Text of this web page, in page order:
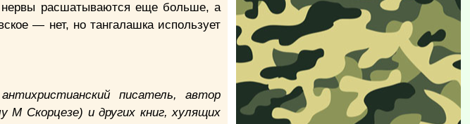
нервы расшатываются еще больше, а
— нет, но тангалашка использует
писатель, автор
М Скорцезе) и других книг, хулящих